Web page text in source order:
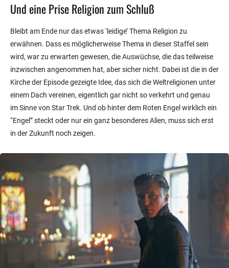
Und eine Prise Religion zum Schluß
Bleibt am Ende nur das etwas ‘leidige’ Thema Religion zu
erwähnen. Dass es möglicherweise Thema in dieser Staffel sein
wird, war zu erwarten gewesen, die Auswüchse, die das teilweise
inzwischen angenommen hat, aber sicher nicht. Dabei ist die in der
Kirche der Episode gezeigte Idee, das sich die Weltreligionen unter
einem Dach vereinen, eigentlich gar nicht so verkehrt und genau
im Sinne von Star Trek. Und ob hinter dem Roten Engel wirklich ein
“Engel” steckt oder nur ein ganz besonderes Alien, muss sich erst
in der Zukunft noch zeigen.